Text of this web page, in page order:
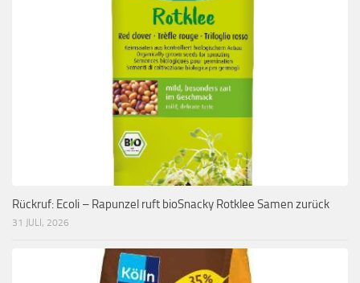
Rückruf: Ecoli – Rapunzel ruft bioSnacky Rotklee Samen zurück
31 JULI, 2026